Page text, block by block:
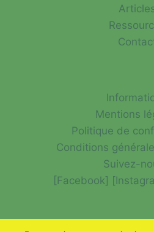
Mentions
Politique de
Conditions
Suivez-
[Facebook]